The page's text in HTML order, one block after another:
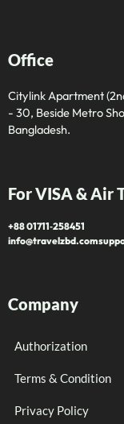
Office
Citylink Apartment
- 30, Beside Metro
Bangladesh.
For VISA & Air
+88 01711‑258451
info@travelzbd.com
Company
Authorization
Terms & Condition
Privacy Policy